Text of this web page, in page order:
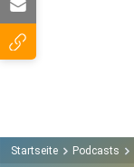
Startseite Podcasts